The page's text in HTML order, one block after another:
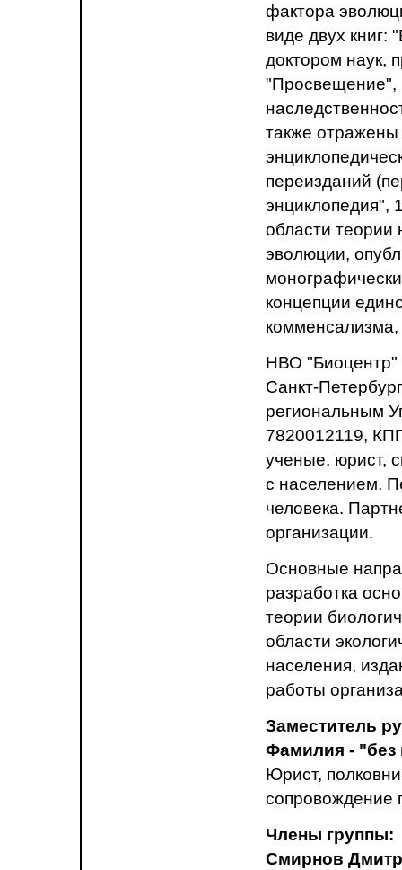
фактора
виде двух книг:
доктором наук,
"Просвещение",
также отражены
переизданий
энциклопедия",
области теории
эволюции,
концепции
НВО "Биоцентр"
Санкт-
региональным
7820012119,
ученые, юрист,
с населением.
человека.
организации.
Основные
разработка
теории
области
населения,
работы
Заместитель
Фамилия - "без
Юрист,
сопровождение
Члены группы:
Смирнов